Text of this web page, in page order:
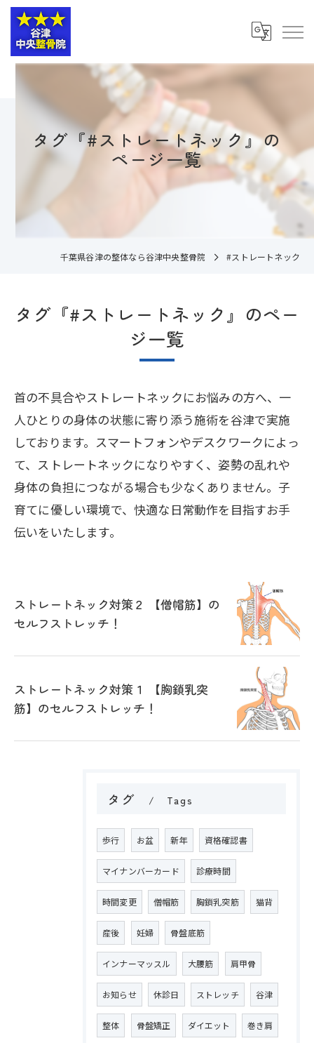
タグ『#ストレートネック』の
ページ一覧
千葉県谷津の整体なら谷津中央整骨院 #ストレートネック
タグ『#ストレートネック』のペー
ジ一覧
首の不具合やストレートネックにお悩みの方へ、一
人ひとりの身体の状態に寄り添う施術を谷津で実施
しております。スマートフォンやデスクワークによっ
て、ストレートネックになりやすく、姿勢の乱れや
身体の負担につながる場合も少なくありません。子
育てに優しい環境で、快適な日常動作を目指すお手
伝いをいたします。
ストレートネック対策２ 【僧帽筋】の
セルフストレッチ！
ストレートネック対策１ 【胸鎖乳突
筋】のセルフストレッチ！
タグ Tags
歩行 お盆 新年 資格確認書
マイナンバーカード 診療時間
時間変更 僧帽筋 胸鎖乳突筋 猫背
産後 妊婦 骨盤底筋
インナーマッスル 大腰筋 肩甲骨
お知らせ 休診日 ストレッチ 谷津
整体 骨盤矯正 ダイエット 巻き肩